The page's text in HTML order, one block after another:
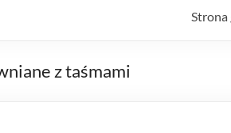
Strona
z taśmami